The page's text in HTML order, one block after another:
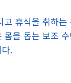
휴식을 취하
을 돕는 보조
.